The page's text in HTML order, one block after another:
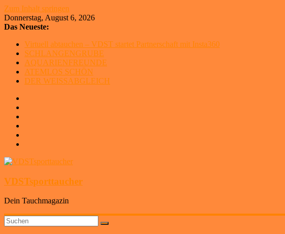
Zum Inhalt springen
Donnerstag, August 6, 2026
Das Neueste:
Virtuell abtauchen – VDST startet Partnerschaft mit Insta360
SCHLANGENGRUBE
AQUARIENFREUNDE
ATEMLOS SCHÖN
DER WEISSABGLEICH
VDSTsporttaucher
Dein Tauchmagazin